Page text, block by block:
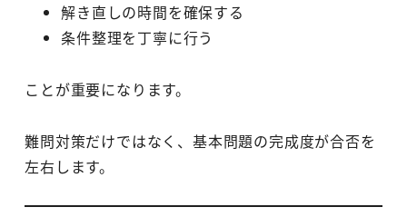
解き直しの時間を確保する
条件整理を丁寧に行う
ことが重要になります。
難問対策だけではなく、基本問題の完成度が合否を
左右します。